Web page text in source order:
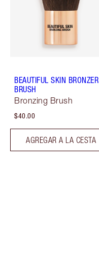
BEAUTIFUL SKIN BRONZER
BRUSH
Bronzing Brush
$40.00
AGREGAR A LA CESTA